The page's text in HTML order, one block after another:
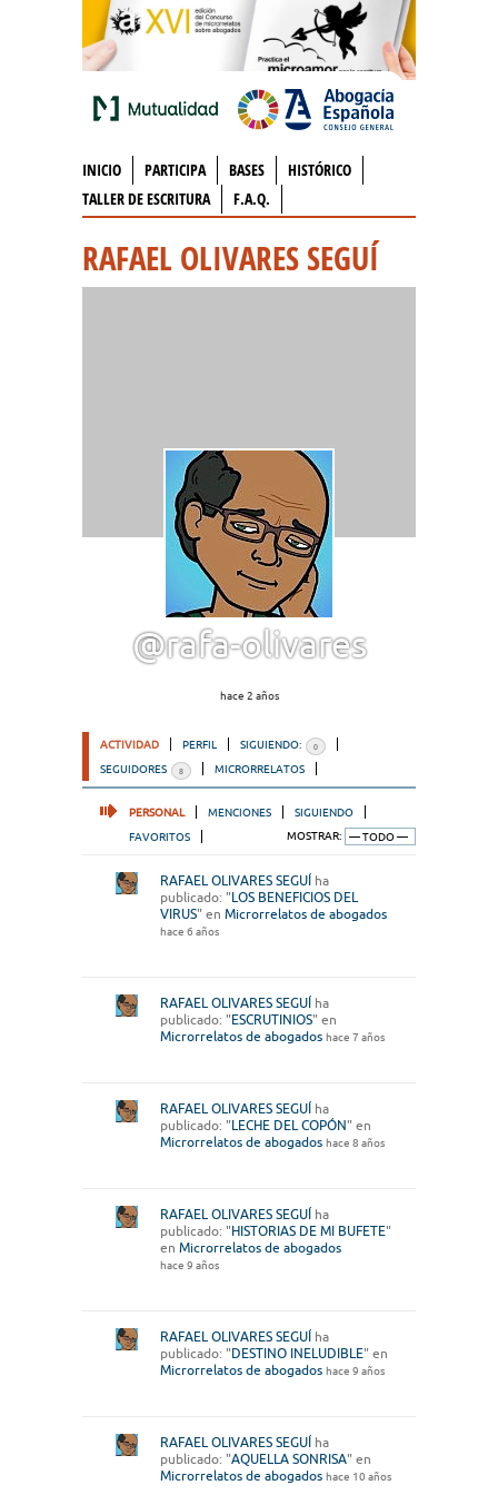
INICIO PARTICIPA BASES
HISTÓRICO
TALLER DE ESCRITURA
F.A.Q.
RAFAEL OLIVARES SEGUÍ
@rafa-olivares
hace 2 años
ACTIVIDAD PERFIL SIGUIENDO: 0
SEGUIDORES 8 MICRORRELATOS
PERSONAL MENCIONES
SIGUIENDO
FAVORITOS
MOSTRAR:
RAFAEL OLIVARES SEGUÍ
ha
publicado: " LOS BENEFICIOS DEL
VIRUS" en Microrrelatos de abogados
hace 6 años
RAFAEL OLIVARES SEGUÍ
ha
publicado: "ESCRUTINIOS" en
Microrrelatos de abogados hace 7 años
RAFAEL OLIVARES SEGUÍ
ha
publicado: " LECHE DEL COPÓN " en
Microrrelatos de abogados hace 8 años
RAFAEL OLIVARES SEGUÍ
ha
publicado: "HISTORIAS DE MI BUFETE"
en Microrrelatos de abogados
hace 9 años
RAFAEL OLIVARES SEGUÍ
ha
publicado: "DESTINO INELUDIBLE" en
Microrrelatos de abogados hace 9 años
RAFAEL OLIVARES SEGUÍ
ha
publicado: "AQUELLA SONRISA" en
Microrrelatos de abogados hace 10 años